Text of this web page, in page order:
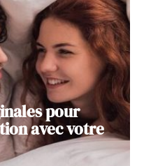
pour
avec votre